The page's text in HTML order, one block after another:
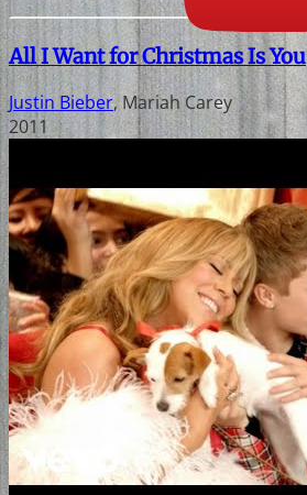
All I Want for Christmas Is You
Justin Bieber, Mariah Carey
2011